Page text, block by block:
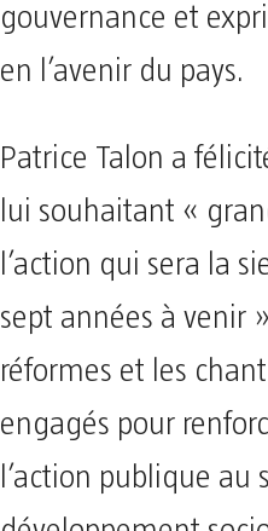
gouvernance et
en l’avenir du pays.
Patrice Talon a
lui souhaitant «
l’action qui sera la
sept années à venir
réformes et les
engagés pour
l’action publique au